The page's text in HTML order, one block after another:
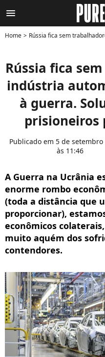
menu
Home Rússia fica sem trabalhadores da indústria
Rússia fica
indústria
à guerra.
prisioneiros
Publicado em 5 de setembro
às 11:46
A Guerra na Ucrânia
enorme rombo
(toda a distância que
proporcionar),
econômicos
muito aquém dos
contendores.